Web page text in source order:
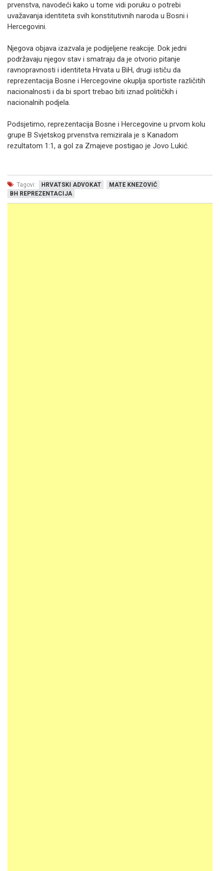
prvenstva, navodeći kako u tome vidi poruku o potrebi
uvažavanja identiteta svih konstitutivnih naroda u Bosni i
Hercegovini.
Njegova objava izazvala je podijeljene reakcije. Dok jedni
podržavaju njegov stav i smatraju da je otvorio pitanje
ravnopravnosti i identiteta Hrvata u BiH, drugi ističu da
reprezentacija Bosne i Hercegovine okuplja sportiste različitih
nacionalnosti i da bi sport trebao biti iznad političkih i
nacionalnih podjela.
Podsjetimo, reprezentacija Bosne i Hercegovine u prvom kolu
grupe B Svjetskog prvenstva remizirala je s Kanadom
rezultatom 1:1, a gol za Zmajeve postigao je Jovo Lukić.
Tagovi: HRVATSKI ADVOKAT
MATE KNEZOVIĆ
BH REPREZENTACIJA